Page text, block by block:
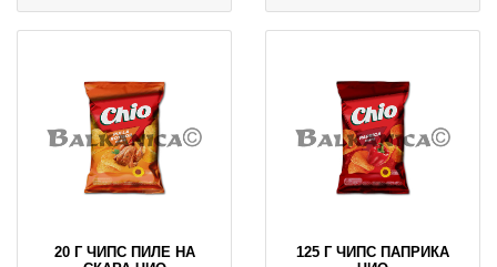
20 Г ЧИПС ПИЛЕ НА
125 Г ЧИПС ПАПРИКА